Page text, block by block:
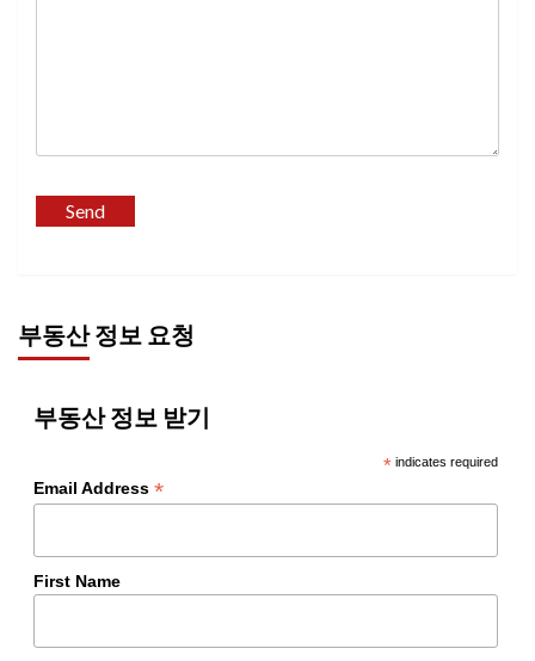
부동산 정보 요청
부동산 정보 받기
*indicates required
Email Address *
First Name